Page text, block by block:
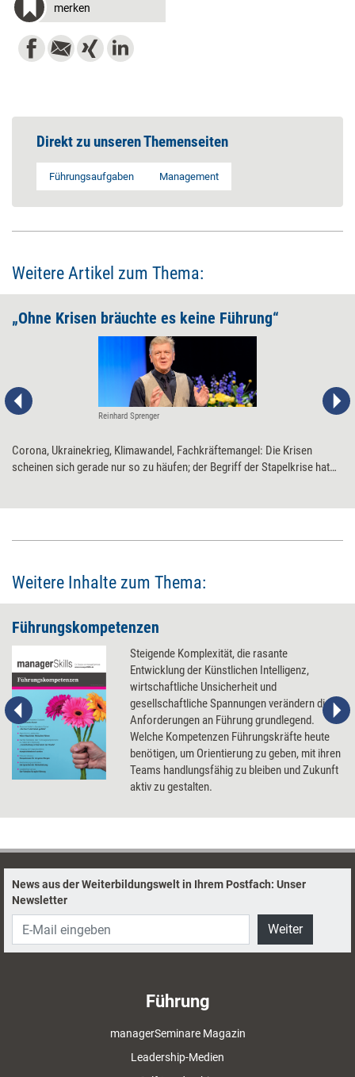
merken
Direkt zu unseren Themenseiten
Führungsaufgaben Management
Weitere Artikel zum Thema:
„Ohne Krisen bräuchte es keine Führung“
Reinhard Sprenger
Corona, Ukrainekrieg, Klimawandel, Fachkräftemangel: Die Krisen
scheinen sich gerade nur so zu häufen; der Begriff der Stapelkrise hat
Weitere Inhalte zum Thema:
Führungskompetenzen
Steigende Komplexität, die rasante
Entwicklung der Künstlichen Intelligenz,
wirtschaftliche Unsicherheit und
gesellschaftliche Spannungen verändern die
Anforderungen an Führung grundlegend.
Welche Kompetenzen Führungskräfte heute
benötigen, um Orientierung zu geben, mit ihren
Teams handlungsfähig zu bleiben und Zukunft
aktiv zu gestalten.
News aus der Weiterbildungswelt in Ihrem Postfach: Unser
Newsletter
Weiter
Führung
managerSeminare Magazin
Leadership-Medien